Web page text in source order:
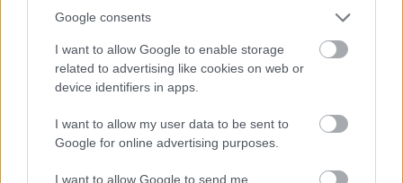
Google consents
I want to allow Google to enable storage
related to advertising like cookies on web or
device identifiers in apps.
I want to allow my user data to be sent to
Google for online advertising purposes.
I want to allow Google to send me
in alungirea siluetei.
mireasasi mai sus am reusit sa povestim doar
despre cateva dintre ele, cele mai des intalnite.